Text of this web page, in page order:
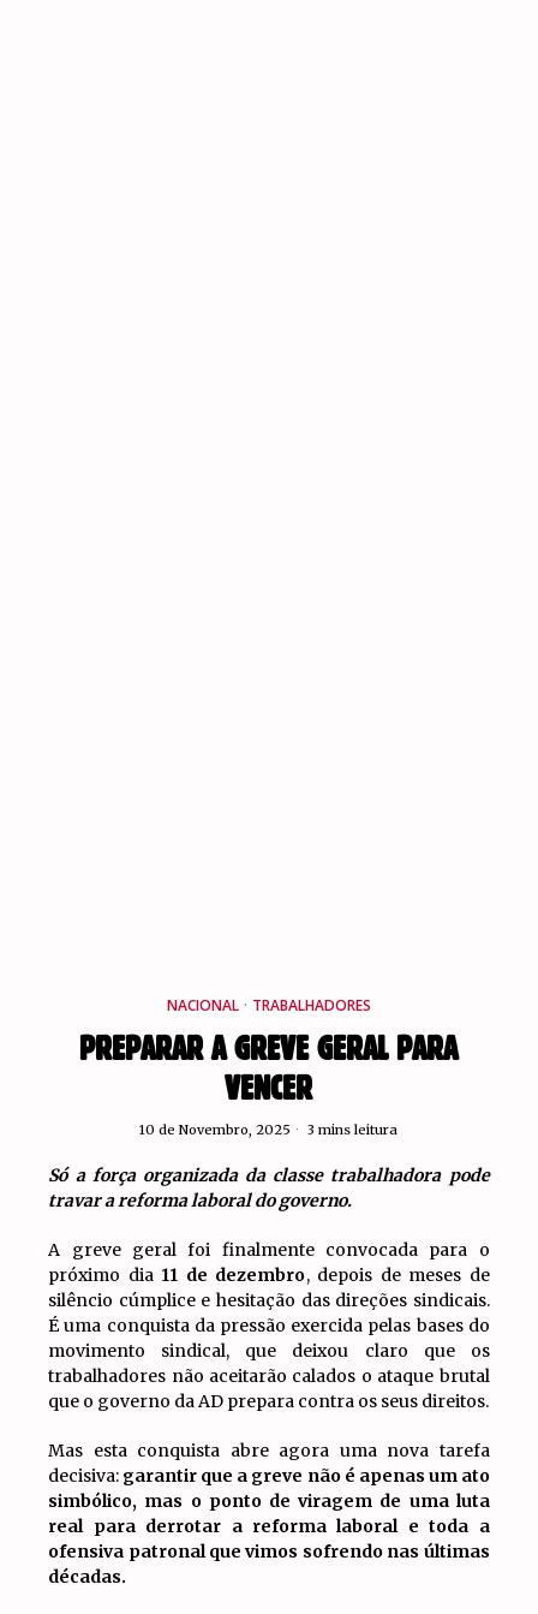
NACIONAL · TRABALHADORES
PREPARAR A GREVE GERAL PARA
VENCER
10 de Novembro, 2025 3 mins leitura
Só a força organizada da classe trabalhadora pode
travar a reforma laboral do governo.
A greve geral foi finalmente convocada para o
próximo dia 11 de dezembro, depois de meses de
silêncio cúmplice e hesitação das direções sindicais.
É uma conquista da pressão exercida pelas bases do
movimento sindical, que deixou claro que os
trabalhadores não aceitarão calados o ataque brutal
que o governo da AD prepara contra os seus direitos.
Mas esta conquista abre agora uma nova tarefa
decisiva: garantir que a greve não é apenas um ato
simbólico, mas o ponto de viragem de uma luta
real para derrotar a reforma laboral e toda a
ofensiva patronal que vimos sofrendo nas últimas
décadas.